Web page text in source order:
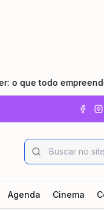
todo empreendedor
Agenda Cinema